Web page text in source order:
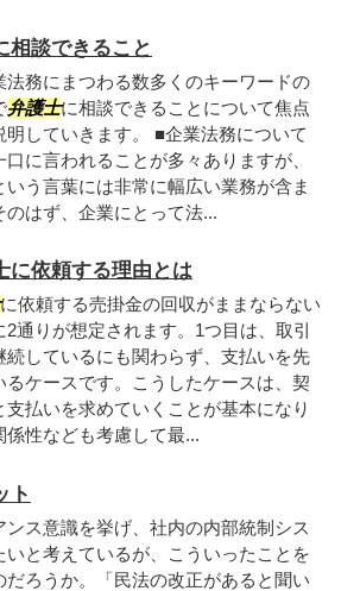
相談できること
法務にまつわる数多くのキーワードの
弁護士に相談できることについて焦点
明していきます。 ■企業法務について
に言われることが多々ありますが、
う言葉には非常に幅広い業務が含ま
はず、企業にとって法...
に依頼する理由とは
に依頼する売掛金の回収がままならない
通りが想定されます。1つ目は、取引
続しているにも関わらず、支払いを先
ケースです。こうしたケースは、契
払いを求めていくことが基本になり
係性なども考慮して最...
ト
ンス意識を挙げ、社内の内部統制シス
いと考えているが、こういったことを
だろうか。「民法の改正があると聞い